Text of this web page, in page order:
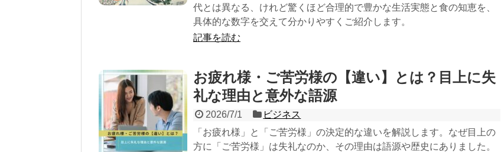
代とは異なる、けれど驚くほど合理的で豊かな生活実態と食の知恵を、
具体的な数字を交えて分かりやすくご紹介します。
記事を読む
お疲れ様・ご苦労様の【違い】とは？目上に失
礼な理由と意外な語源
2026/7/1
ビジネス
「お疲れ様」と「ご苦労様」の決定的な違いを解説します。なぜ目上の
方に「ご苦労様」は失礼なのか、その理由は語源や歴史にありました。